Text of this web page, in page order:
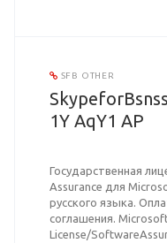
SFB OTHER
1Y AqY1 AP
Государственная
Assurance для
русского языка.
соглашения.
License/